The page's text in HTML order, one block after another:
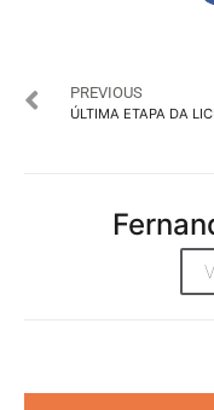
PREVIOUS